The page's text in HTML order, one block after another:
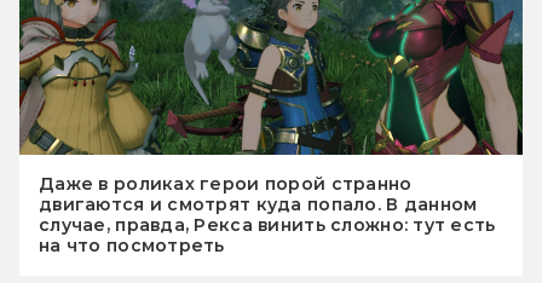
Даже в роликах герои порой странно
двигаются и смотрят куда попало. В данном
случае, правда, Рекса винить сложно: тут есть
на что посмотреть